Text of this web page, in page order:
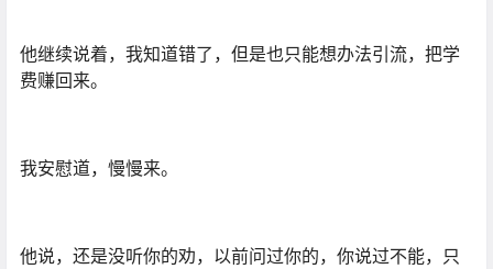
他继续说着，我知道错了，但是也只能想办法引流，把学
费赚回来。
我安慰道，慢慢来。
他说，还是没听你的劝，以前问过你的，你说过不能，只